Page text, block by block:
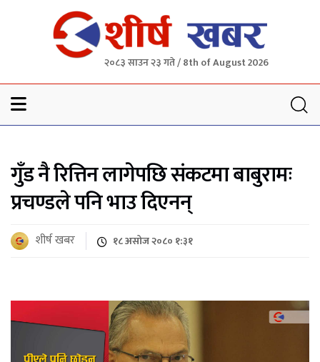
२०८३ साउन २३ गते / 8th of August 2026
गुँड नै रित्तिन लागेपछि संकटमा बाबुरामः
प्रचण्डले पनि भाउ दिएनन्
शीर्ष खबर १८ असोज २०८० १:३१